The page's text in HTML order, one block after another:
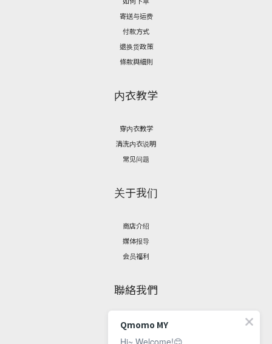
寄送与运费
付款方式
退换货政策
條款與細則
内衣教学
穿内衣教学
清洗内衣说明
常见问题
关于我们
商店介绍
媒体报导
会员福利
聯絡我們
脸书专页
联繫资讯
Qmomo MY
Hi~ Welcome!😊